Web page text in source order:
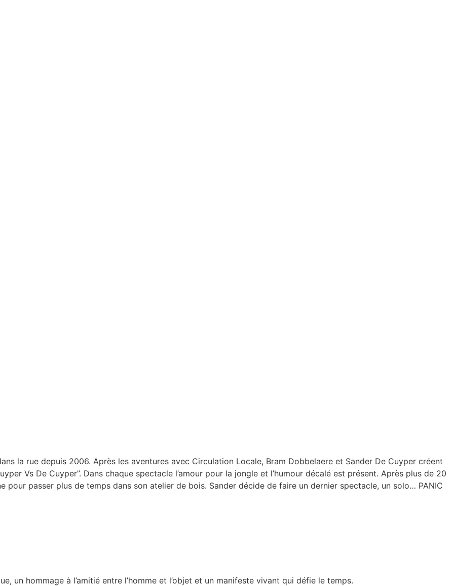
la rue depuis 2006. Après les aventures avec Circulation Locale, Bram Dobbelaere et Sander De Cuyper créent
Vs De Cuyper”. Dans chaque spectacle l’amour pour la jongle et l’humour décalé est présent. Après plus de 20
pour passer plus de temps dans son atelier de bois. Sander décide de faire un dernier spectacle, un solo… PANIC
un hommage à l’amitié entre l’homme et l’objet et un manifeste vivant qui défie le temps.